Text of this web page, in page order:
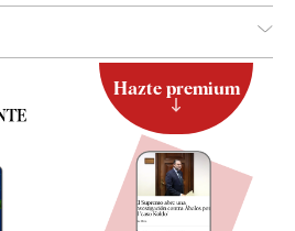
Hazte premium